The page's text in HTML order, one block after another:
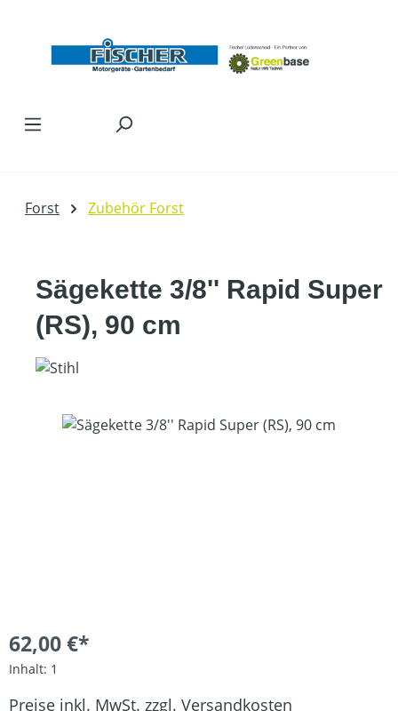
Forst Zubehör Forst
Sägekette 3/8'' Rapid Super
(RS), 90 cm
Bildergalerie überspringen
62,00 €*
Inhalt: 1
Preise inkl. MwSt. zzgl. Versandkosten